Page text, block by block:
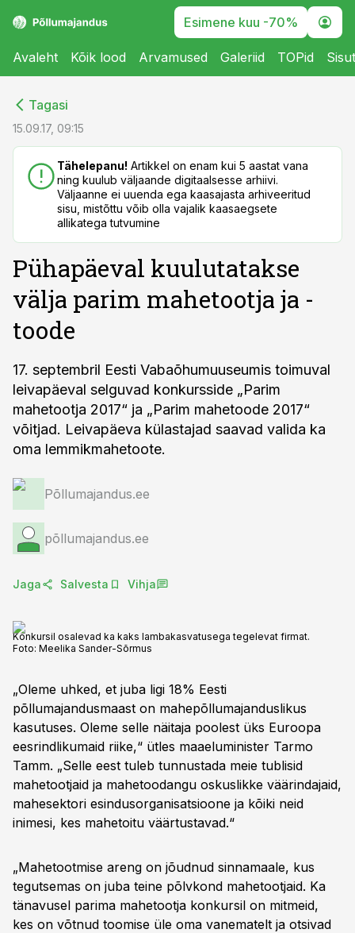
Esimene kuu -70%
Avaleht Kõik lood Arvamused Galeriid TOPid
Tagasi
15.09.17, 09:15
Tähelepanu! Artikkel on enam kui 5 aastat vana
ning kuulub väljaande digitaalsesse arhiivi.
Väljaanne ei uuenda ega kaasajasta arhiveeritud
sisu, mistõttu võib olla vajalik kaasaegsete
allikatega tutvumine
Pühapäeval kuulutatakse
välja parim mahetootja ja -
toode
17. septembril Eesti Vabaõhumuuseumis toimuval
leivapäeval selguvad konkursside „Parim
mahetootja 2017“ ja „Parim mahetoode 2017“
võitjad. Leivapäeva külastajad saavad valida ka
oma lemmikmahetoote.
Põllumajandus.ee
põllumajandus.ee
Jaga Salvesta Vihja
Konkursil osalevad ka kaks lambakasvatusega tegelevat firmat.
Foto: Meelika Sander-Sõrmus
„Oleme uhked, et juba ligi 18% Eesti
põllumajandusmaast on mahepõllumajanduslikus
kasutuses. Oleme selle näitaja poolest üks Euroopa
eesrindlikumaid riike,“ ütles maaeluminister Tarmo
Tamm. „Selle eest tuleb tunnustada meie tublisid
mahetootjaid ja mahetoodangu oskuslikke väärindajaid,
mahesektori esindusorganisatsioone ja kõiki neid
inimesi, kes mahetoitu väärtustavad.“
„Mahetootmise areng on jõudnud sinnamaale, kus
tegutsemas on juba teine põlvkond mahetootjaid. Ka
tänavusel parima mahetootja konkursil on mitmeid,
kes on võtnud toomise üle oma vanematelt ja otsivad